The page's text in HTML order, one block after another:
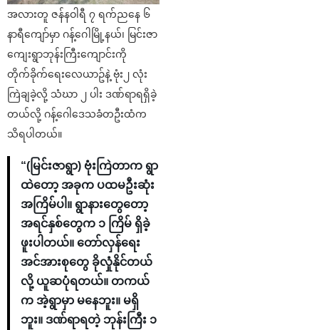
အလားတူ ဇန်နဝါရီ ၇ ရက်ညနေ ၆
နာရီကျော်မှာ ဂန့်ဂေါမြို့နယ်၊ မြင်းဇာ
ကျေးရွာဘုန်းကြီးကျောင်းကို
တိုက်ခိုက်ရေးလေယာဥ်နဲ့ ဗုံး၂ လုံး
ကြဲချခဲ့လို့ သံဃာ ၂ ပါး ဒဏ်ရာရရှိခဲ့
တယ်လို့ ဂန့်ဂေါဒေသခံတဦးထံက
သိရပါတယ်။
“(မြင်းဇာရွာ) ဗုံးကြဲတာက ရွာ
ထဲတော့ အခုက ပထမဦးဆုံး
အကြိမ်ပါ။ ရွာနားတွေတော့
အရင်နှစ်တွေက ၁ ကြိမ် ရှိခဲ့
ဖူးပါတယ်။ တော်လှန်ရေး
အင်အားစုတွေ ခိုလှုံနိုင်တယ်
လို့ ယူဆပုံရတယ်။ တကယ်
က အဲ့ရွာမှာ မနေဘူး။ မရှိ
ဘူး။ ဒဏ်ရာရတဲ့ ဘုန်းကြီး ၁